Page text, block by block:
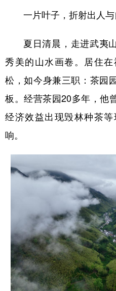
一片叶子，折射出人与
夏日清晨，走进武夷
秀美的山水画卷。居住
松，如今身兼三职：茶园
板。经营茶园20多年，他
经济效益出现毁林种茶
响。